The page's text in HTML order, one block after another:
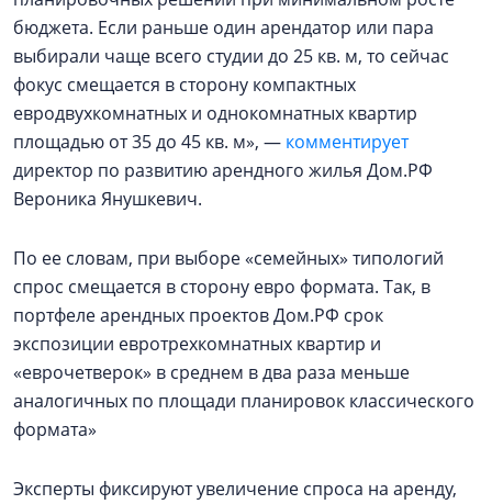
бюджета. Если раньше один арендатор или пара
выбирали чаще всего студии до 25 кв. м, то сейчас
фокус смещается в сторону компактных
евродвухкомнатных и однокомнатных квартир
площадью от 35 до 45 кв. м», — комментирует
директор по развитию арендного жилья Дом.РФ
Вероника Янушкевич.
По ее словам, при выборе «семейных» типологий
спрос смещается в сторону евро формата. Так, в
портфеле арендных проектов Дом.РФ срок
экспозиции евротрехкомнатных квартир и
«еврочетверок» в среднем в два раза меньше
аналогичных по площади планировок классического
формата»
Эксперты фиксируют увеличение спроса на аренду,